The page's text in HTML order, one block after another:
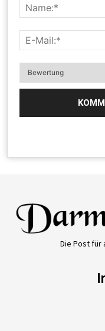
Die Post für